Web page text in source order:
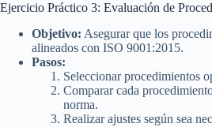
Ejercicio Práctico 3: Evaluación de
Objetivo: Asegurar que los
alineados con ISO 9001:2015.
Pasos:
Seleccionar procedimientos
Comparar cada
norma.
Realizar ajustes según sea